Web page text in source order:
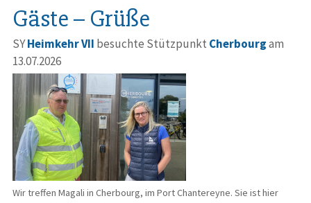
Gäste – Grüße
SYHeimkehr VII besuchte Stützpunkt Cherbourgam
13.07.2026
Wir treffen Magali in Cherbourg, im Port Chantereyne. Sie ist hier